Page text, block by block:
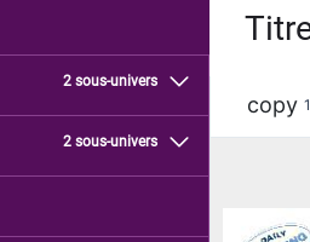
2 sous-univers
2 sous-univers
copy